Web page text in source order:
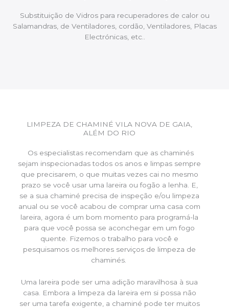
Substituição de Vidros para recuperadores de calor ou
Salamandras, de Ventiladores, cordão, Ventiladores, Placas
Electrónicas, etc..
LIMPEZA DE CHAMINÉ VILA NOVA DE GAIA,
ALÉM DO RIO
Os especialistas recomendam que as chaminés
sejam inspecionadas todos os anos e limpas sempre
que precisarem, o que muitas vezes cai no mesmo
prazo se você usar uma lareira ou fogão a lenha. E,
se a sua chaminé precisa de inspeção e/ou limpeza
anual ou se você acabou de comprar uma casa com
lareira, agora é um bom momento para programá-la
para que você possa se aconchegar em um fogo
quente. Fizemos o trabalho para você e
pesquisamos os melhores serviços de limpeza de
chaminés.
Uma lareira pode ser uma adição maravilhosa à sua
casa. Embora a limpeza da lareira em si possa não
ser uma tarefa exigente, a chaminé pode ter muitos